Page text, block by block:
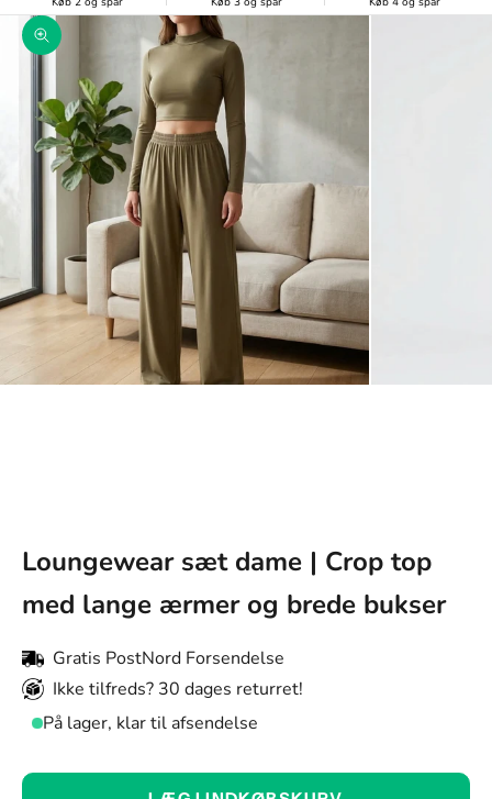
Zoom
Loungewear sæt dame | Crop top
med lange ærmer og brede bukser
Gratis PostNord Forsendelse
Ikke tilfreds? 30 dages returret!
På lager, klar til afsendelse
Farve: